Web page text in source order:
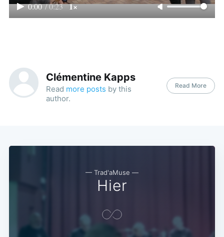
0:00 /0:23 1×
Clémentine Kapps
Read more posts by this
author.
Read More
— Trad'aMuse —
Hier